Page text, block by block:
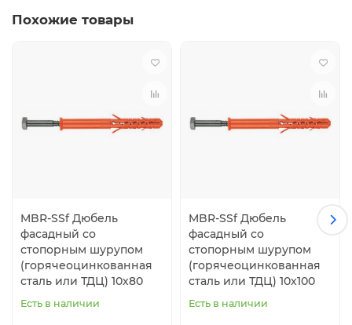
Похожие товары
MBR-SSf Дюбель
фасадный со
стопорным шурупом
(горячеоцинкованная
сталь или ТДЦ) 10х80
Есть в наличии
MBR-SSf Дюбель
фасадный со
стопорным шурупом
(горячеоцинкованная
сталь или ТДЦ) 10х100
Есть в наличии